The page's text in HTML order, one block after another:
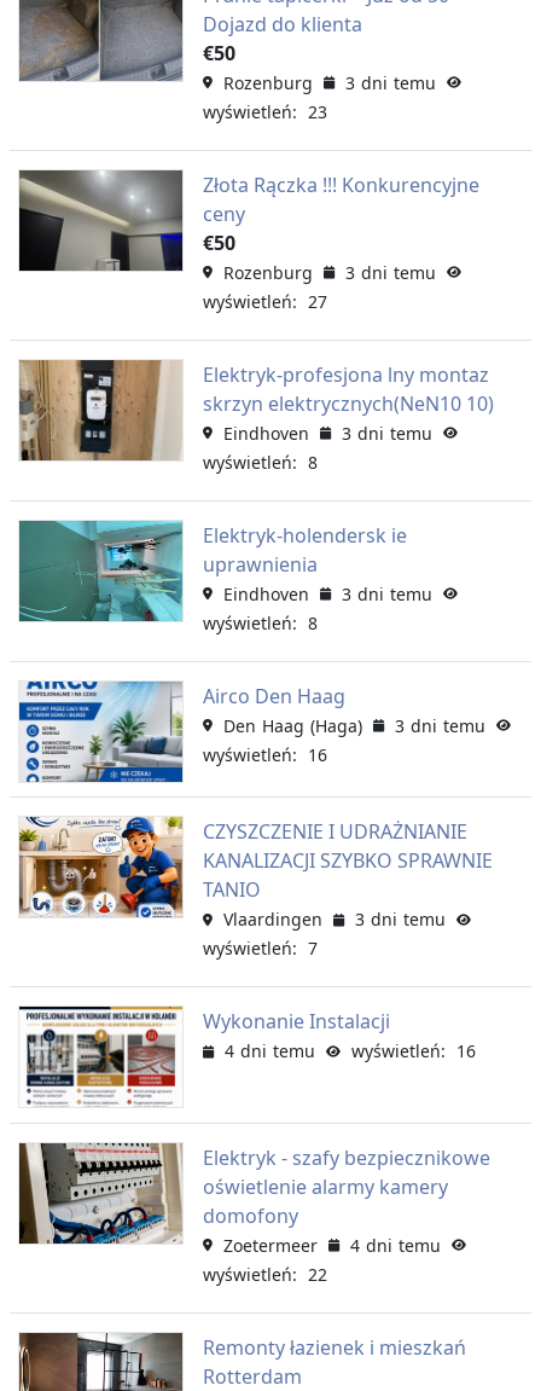
Dojazd do klienta
€50
Rozenburg
3 dni temu
wyświetleń: 23
Złota Rączka !!! Konkurencyjne
ceny
€50
Rozenburg
3 dni temu
wyświetleń: 27
Elektryk-profesjona lny montaz
skrzyn elektrycznych(NeN10 10)
Eindhoven
3 dni temu
wyświetleń: 8
Elektryk-holendersk ie
uprawnienia
Eindhoven
3 dni temu
wyświetleń: 8
Airco Den Haag
Den Haag (Haga)
3 dni temu
wyświetleń: 16
CZYSZCZENIE I UDRAŻNIANIE
KANALIZACJI SZYBKO SPRAWNIE
TANIO
Vlaardingen
3 dni temu
wyświetleń: 7
Wykonanie Instalacji
4 dni temu wyświetleń: 16
Elektryk - szafy bezpiecznikowe
oświetlenie alarmy kamery
domofony
Zoetermeer
4 dni temu
wyświetleń: 22
Remonty łazienek i mieszkań
Rotterdam